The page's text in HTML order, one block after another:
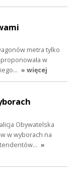
metra tylko
w
» więcej
Obywatelska
w wyborach na
»